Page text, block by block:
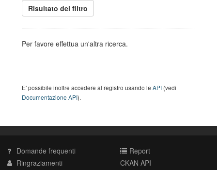
Risultato del filtro
Per favore effettua un'altra ricerca.
E' possibile inoltre accedere al registro usando le API (vedi
Documentazione API).
Domande frequenti
Ringraziamenti
Report
CKAN API